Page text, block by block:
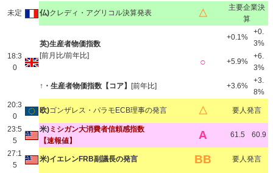
未定 仏)クレディ・アグリコル決算発表 △
主要企業決
算
18:3
0
英)生産者物価指数
[前月比/前年比]
○
+0.1%
+0.
3%
+5.9%
+6.
3%
↑・生産者物価指数【コア】 [前年比] +3.6%
+3.
8%
20:3
0
欧)ゴンザレス・パラモECB理事の発言 △ 要人発言
23:5
5
米) ミシガン大消費者信頼感指数
【速報値】
A 61.5 60.9
27:1
5
米)イエレンFRB副議長の発言 BB 要人発言